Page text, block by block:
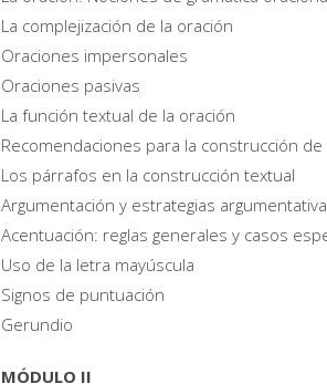
La complejización de la oración
Oraciones impersonales
Oraciones pasivas
La función textual de la oración
Recomendaciones para la construcción
Los párrafos en la construcción textual
Argumentación y estrategias
Acentuación: reglas generales y casos
Uso de la letra mayúscula
Signos de puntuación
Gerundio
MÓDULO II